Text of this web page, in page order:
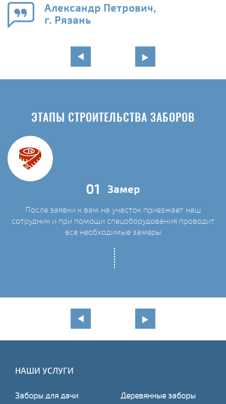
Александр Петрович,
г. Рязань
ЭТАПЫ СТРОИТЕЛЬСТВА ЗАБОРОВ
01 Замер
После заявки к вам на участок приезжает наш
сотрудник и при помощи спецоборудования проводит
все необходимые замеры
НАШИ УСЛУГИ
Заборы для дачи
Деревянные заборы